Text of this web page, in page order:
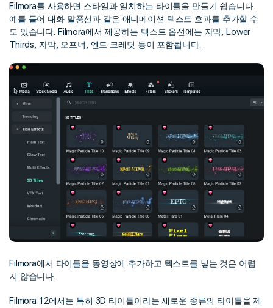
검색
Filmora를 사용하면 스타일과 일치하는 타이틀을 만들기 쉽습니다.
예를 들어 대화 말풍선과 같은 애니메이션 텍스트 효과를 추가할 수
도 있습니다. Filmora에서 제공하는 텍스트 옵션에는 자막, Lower
Thirds, 자막, 오프너, 엔드 크레딧 등이 포함됩니다.
Filmora에서 타이틀을 동영상에 추가하고 텍스트를 넣는 것은 어렵
지 않습니다.
Filmora 12에서는 특히 3D 타이틀이라는 새로운 종류의 타이틀을 제